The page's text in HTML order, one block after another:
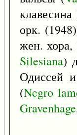
орк.
жен. хора,
Silesiana)
Одиссей
(Negro
Gravenhage